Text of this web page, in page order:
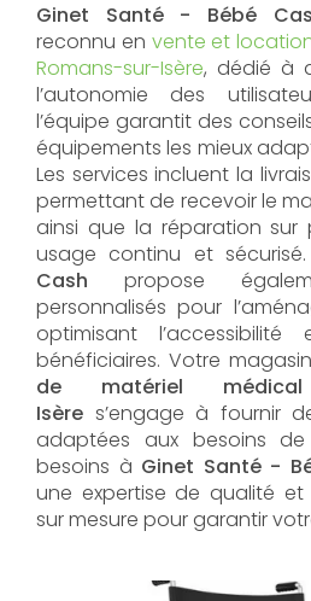
Ginet Santé - Bébé
reconnu en vente et
Romans-sur-Isère, dédié à
l’autonomie des
l’équipe garantit des
équipements les mieux
Les services incluent la
permettant de recevoir le
ainsi que la réparation sur
usage continu et sécurisé.
Cash propose
personnalisés pour
optimisant
bénéficiaires. Votre
de matériel
Isère s’engage à fournir
adaptées aux besoins
besoins à Ginet Santé -
une expertise de qualité
sur mesure pour garantir